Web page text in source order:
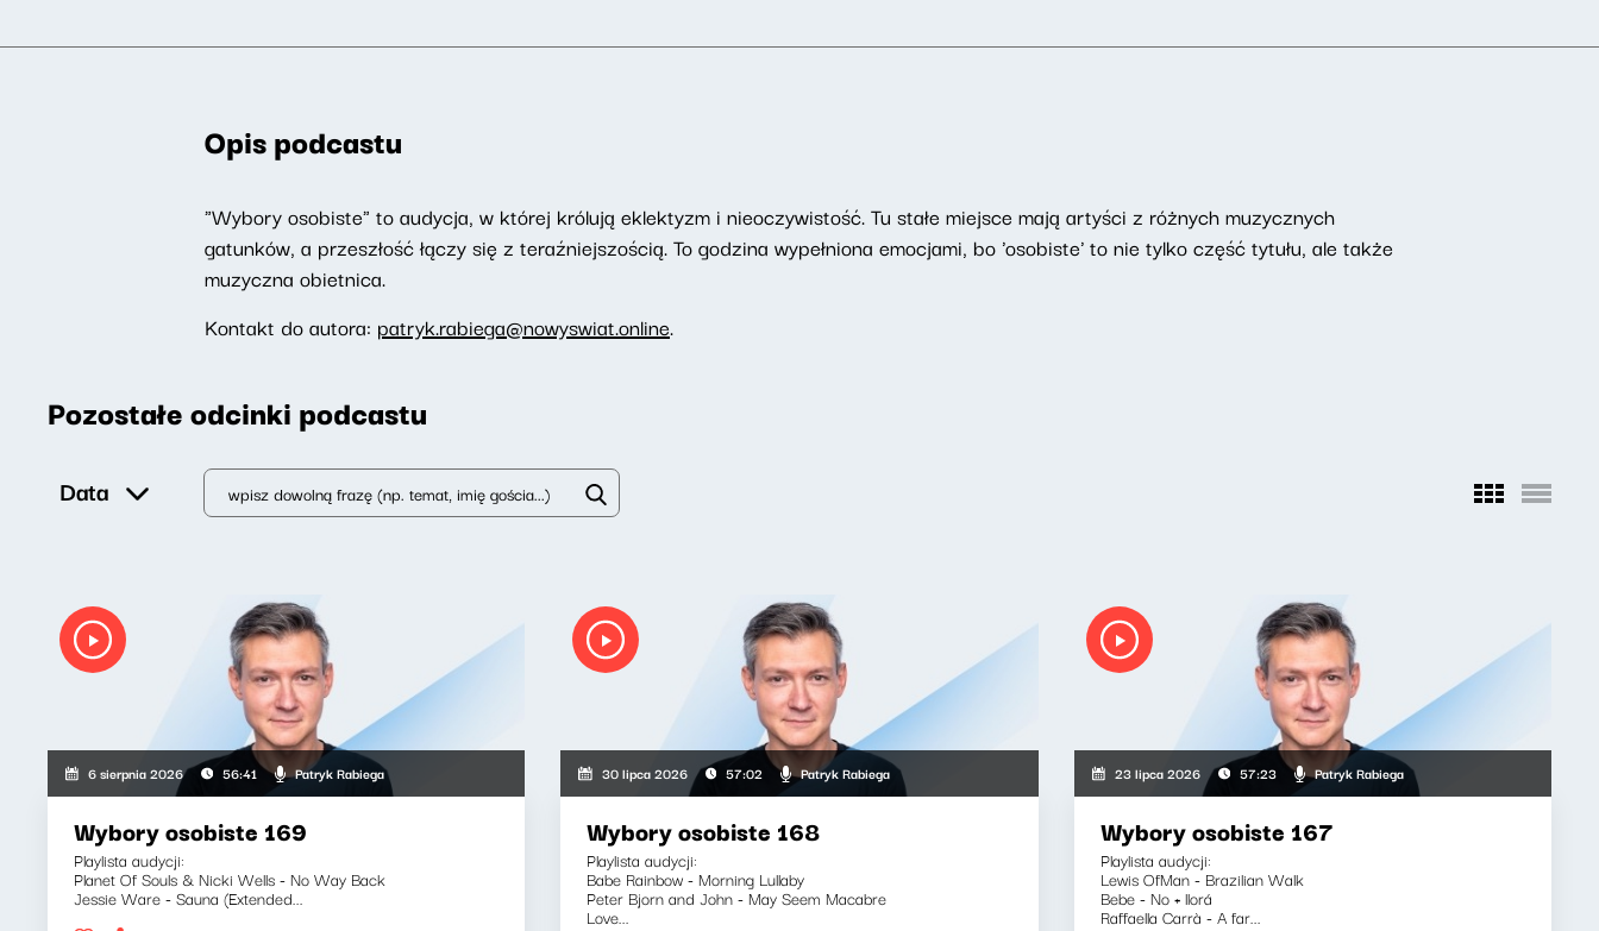
Opis podcastu
"Wybory osobiste" to audycja, w której królują eklektyzm i nieoczywistość. Tu stałe miejsce mają artyści z różnych muzycznych
gatunków, a przeszłość łączy się z teraźniejszością. To godzina wypełniona emocjami, bo 'osobiste' to nie tylko część tytułu, ale także
muzyczna obietnica.
Kontakt do autora: patryk.rabiega@nowyswiat.online.
Pozostałe odcinki podcastu
Data
6 sierpnia 2026 56:41 Patryk Rabiega
Wybory osobiste 169
Playlista audycji:
Planet Of Souls & Nicki Wells - No Way Back
Jessie Ware - Sauna (Extended...
30 lipca 2026 57:02 Patryk Rabiega
Wybory osobiste 168
Playlista audycji:
Babe Rainbow - Morning Lullaby
Peter Bjorn and John - May Seem Macabre
Love...
23 lipca 2026 57:23 Patryk Rabiega
Wybory osobiste 167
Playlista audycji:
Lewis OfMan - Brazilian Walk
Bebe - No + llorá
Raffaella Carrà - A far...